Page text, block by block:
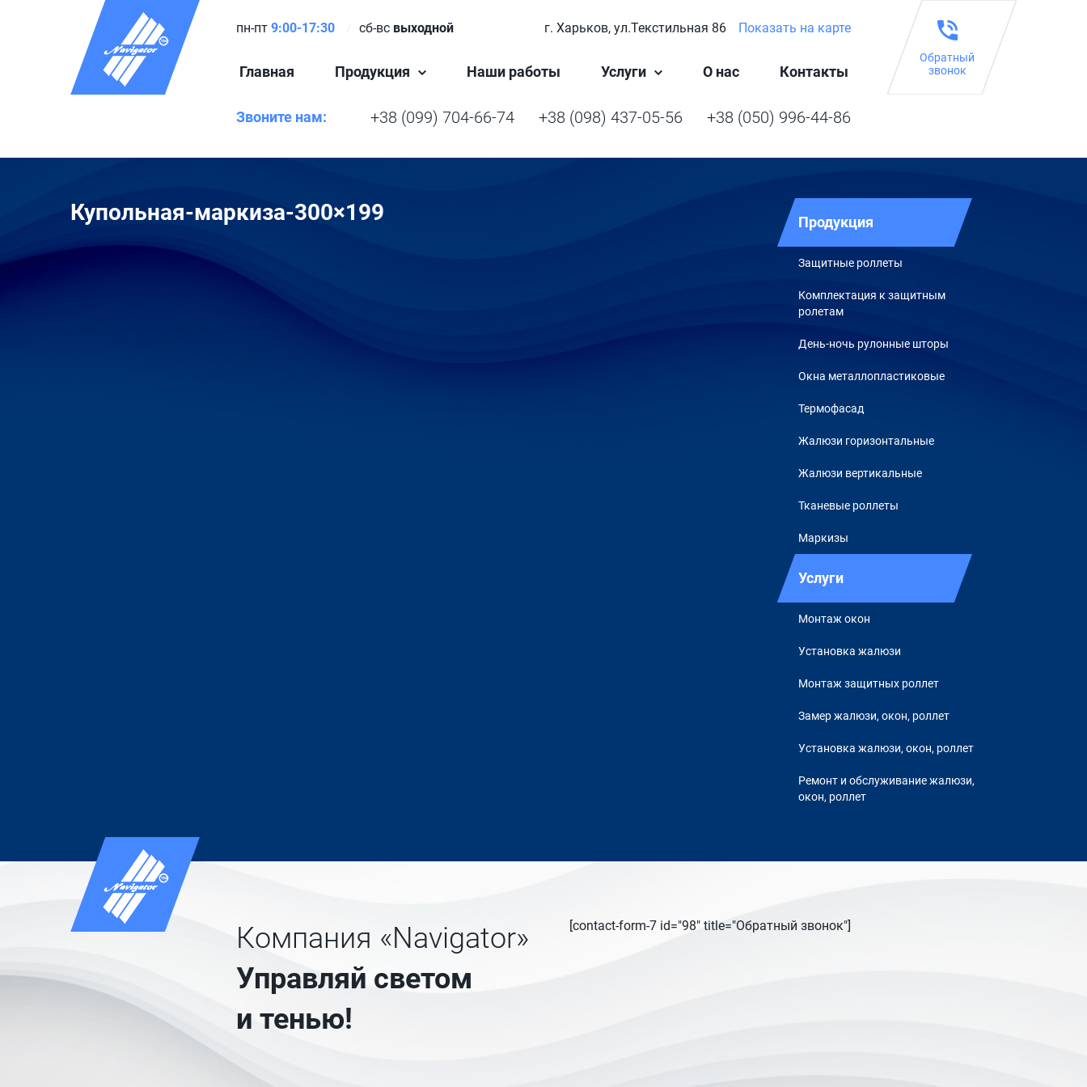
пн-пт 9:00-17:30 сб-вс выходной г. Харьков, ул.Текстильная 86 Показать на карте
Главная Продукция Наши работы Услуги О нас Контакты
Звоните нам: +38 (050) 996-44-86
+38 (098) 437-05-56
+38 (099) 704-66-74
Обратный
звонок
Купольная-маркиза-300×199 Продукция
Защитные роллеты
Комплектация к защитным
ролетам
День-ночь рулонные шторы
Окна металлопластиковые
Термофасад
Жалюзи горизонтальные
Жалюзи вертикальные
Тканевые роллеты
Маркизы
Услуги
Монтаж окон
Установка жалюзи
Монтаж защитных роллет
Замер жалюзи, окон, роллет
Установка жалюзи, окон, роллет
Ремонт и обслуживание жалюзи,
окон, роллет
Компания «Navigator»
Управляй светом
и тенью!
[contact-form-7 id="98" title="Обратный звонок"]